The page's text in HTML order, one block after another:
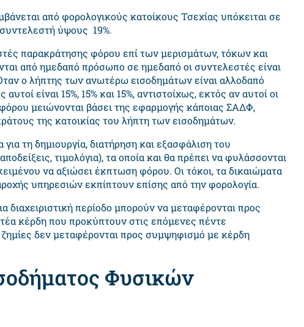
από φορολογικούς κατοίκους Τσεχίας υπόκειται σε
ύψους 19%.
παρακράτησης φόρου επί των μερισμάτων, τόκων και
από ημεδαπό πρόσωπο σε ημεδαπό οι συντελεστές είναι
Όταν ο λήπτης των ανωτέρω εισοδημάτων είναι αλλοδαπό
είναι 15%, 15% και 15%, αντιστοίχως, εκτός αν αυτοί οι
μειώνονται βάσει της εφαρμογής κάποιας ΣΑΔΦ,
της κατοικίας του λήπτη των εισοδημάτων.
τη δημιουργία, διατήρηση και εξασφάλιση του
τιμολόγια), τα οποία και θα πρέπει να φυλάσσονται
να αξιώσει έκπτωση φόρου. Οι τόκοι, τα δικαιώματα
υπηρεσιών εκπίπτουν επίσης από την φορολογία.
διαχειριστική περίοδο μπορούν να μεταφέρονται προς
κέρδη που προκύπτουν στις επόμενες πέντε
ζημίες δεν μεταφέρονται προς συμψηφισμό με κέρδη
Φυσικών